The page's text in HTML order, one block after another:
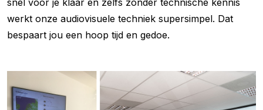
snel voor je klaar en zelfs zonder technische kennis
werkt onze audiovisuele techniek supersimpel. Dat
bespaart jou een hoop tijd en gedoe.